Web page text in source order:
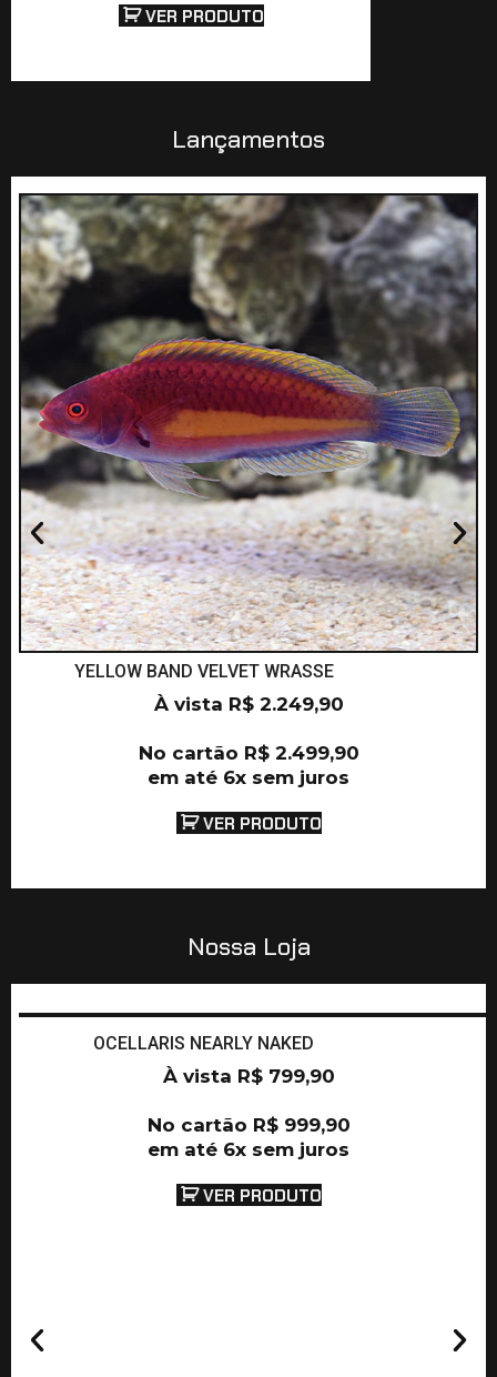
VER PRODUTO
Lançamentos
YELLOW BAND VELVET WRASSE
À vista R$2.249,90
No cartão R$2.499,90
em até 6x sem juros
VER PRODUTO
Nossa Loja
OCELLARIS NEARLY NAKED
À vista R$799,90
No cartão R$999,90
em até 6x sem juros
VER PRODUTO